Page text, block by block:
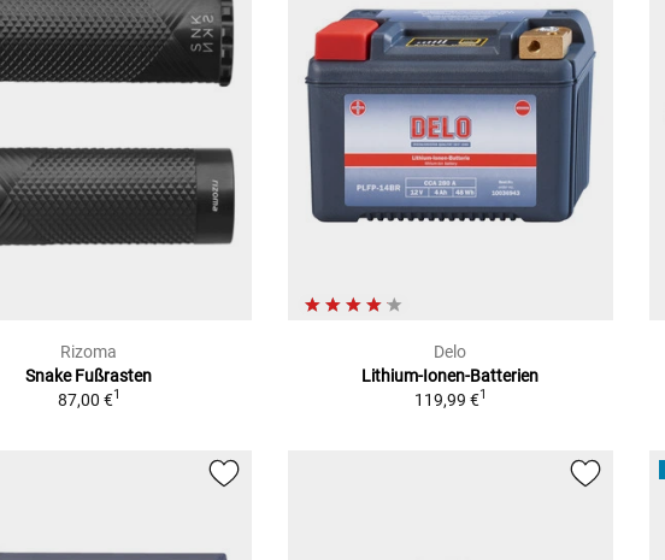
Rizoma
Snake Fußrasten
87,00 €1
Delo
Lithium-Ionen-Batterien
119,99 €1